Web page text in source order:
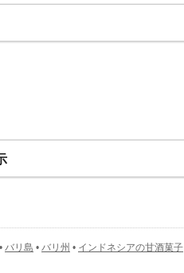
• バリ島 • バリ州 • インドネシアの甘酒菓子